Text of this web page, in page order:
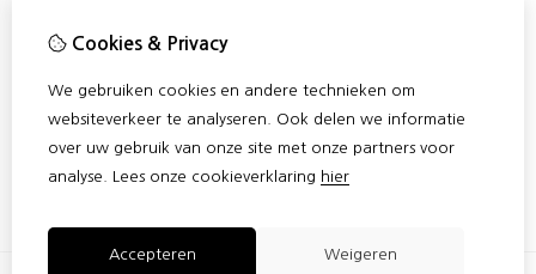
Inloggen
Verlanglijst
Klantenservice
Contact
Sitemap
Cookies & Privacy
We gebruiken cookies en andere technieken om
websiteverkeer te analyseren. Ook delen we informatie
over uw gebruik van onze site met onze partners voor
analyse.
Lees onze cookieverklaring hier
Accepteren Weigeren